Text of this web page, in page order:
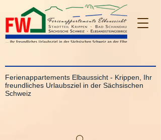
Ferienappartements Elbaussicht - Krippen, Ihr
freundliches Urlaubsziel in der Sächsischen
Schweiz